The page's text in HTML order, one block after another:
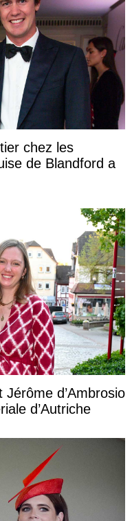
chez les
de Blandford a
Jérôme d’Ambrosio
d’Autriche